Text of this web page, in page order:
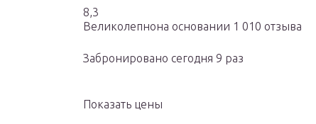
8,3
Великолепнона основании 1 010 отзыва
Забронировано сегодня 9 раз
Показать цены